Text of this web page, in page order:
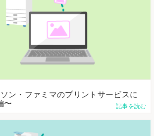
ン・ファミマのプリントサービスに
〜 記事を読む